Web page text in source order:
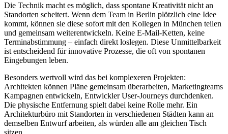
Die Technik macht es möglich, dass spontane Kreativität nicht an
Standorten scheitert. Wenn dem Team in Berlin plötzlich eine Idee
kommt, können sie diese sofort mit den Kollegen in München teilen
und gemeinsam weiterentwickeln. Keine E-Mail-Ketten, keine
Terminabstimmung – einfach direkt loslegen. Diese Unmittelbarkeit
ist entscheidend für innovative Prozesse, die oft von spontanen
Eingebungen leben.
Besonders wertvoll wird das bei komplexeren Projekten:
Architekten können Pläne gemeinsam überarbeiten, Marketingteams
Kampagnen entwickeln, Entwickler User-Journeys durchdenken.
Die physische Entfernung spielt dabei keine Rolle mehr. Ein
Architekturbüro mit Standorten in verschiedenen Städten kann an
demselben Entwurf arbeiten, als würden alle am gleichen Tisch
sitzen.